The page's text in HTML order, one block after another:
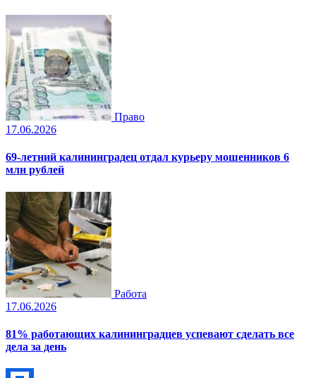
Право
17.06.2026
69-летний калининградец отдал курьеру мошенников 6
млн рублей
Работа
17.06.2026
81% работающих калининградцев успевают сделать все
дела за день